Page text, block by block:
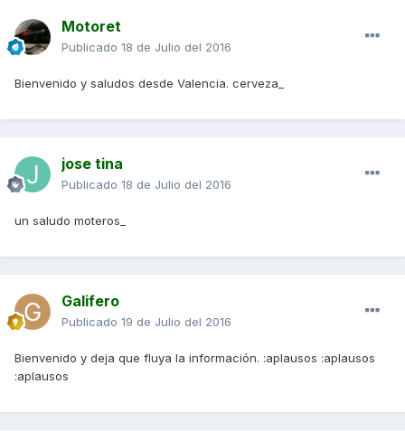
Motoret
Publicado 18 de Julio del 2016
Bienvenido y saludos desde Valencia. cerveza_
jose tina
Publicado 18 de Julio del 2016
un saludo moteros_
Galifero
Publicado 19 de Julio del 2016
Bienvenido y deja que fluya la información. :aplausos :aplausos
:aplausos